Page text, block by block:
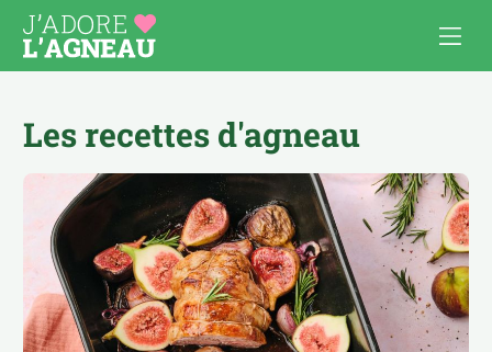
Les recettes d’agneau
APÉRO
Cuisiner l’agneau
AU FOUR, À GRATINER
Les recettes d'agneau